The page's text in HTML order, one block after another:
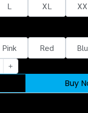
L XL
Pink Red
Buy